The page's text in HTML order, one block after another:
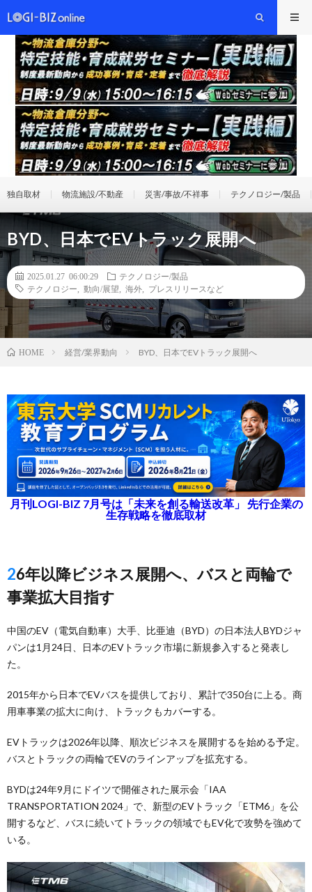
独自取材 物流施設/不動産 災害/事故/不祥事 テクノロジー/製品
BYD、日本でEVトラック展開へ
2025.01.27 06:00:29
テクノロジー/製品
テクノロジー
動向/展望 海外 プレスリリースなど
HOME 経営/業界動向 BYD、日本でEVトラック展開へ
月刊LOGI-BIZ 7月号は「未来を創る輸送改革」 先行企業の
生存戦略を徹底取材
26年以降ビジネス展開へ、バスと両輪で
事業拡大目指す
中国のEV（電気自動車）大手、比亜迪（BYD）の日本法人BYDジャ
パンは1月24日、日本のEVトラック市場に新規参入すると発表し
た。
2015年から日本でEVバスを提供しており、累計で350台に上る。商
用車事業の拡大に向け、トラックもカバーする。
EVトラックは2026年以降、順次ビジネスを展開するを始める予定。
バスとトラックの両輪でEVのラインアップを拡充する。
BYDは24年9月にドイツで開催された展示会「IAA
TRANSPORTATION 2024」で、新型のEVトラック「ETM6」を公
開するなど、バスに続いてトラックの領域でもEV化で攻勢を強めて
いる。